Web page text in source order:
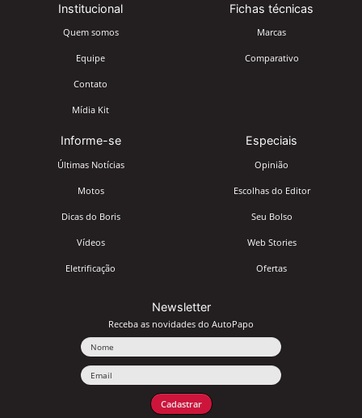
Institucional
Quem somos
Equipe
Contato
Mídia Kit
Fichas técnicas
Marcas
Comparativo
Informe-se
Últimas Notícias
Motos
Dicas do Boris
Vídeos
Eletrificação
Especiais
Opinião
Escolhas do Editor
Seu Bolso
Web Stories
Ofertas
Newsletter
Receba as novidades do AutoPapo
Cadastrar